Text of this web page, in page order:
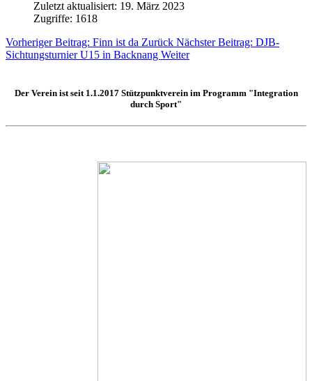
Zuletzt aktualisiert: 19. März 2023
Zugriffe: 1618
Vorheriger Beitrag: Finn ist da Zurück Nächster Beitrag: DJB-
Sichtungsturnier U15 in Backnang Weiter
Der Verein ist seit 1.1.2017 Stützpunktvereinim Programm "Integration
durch Sport"